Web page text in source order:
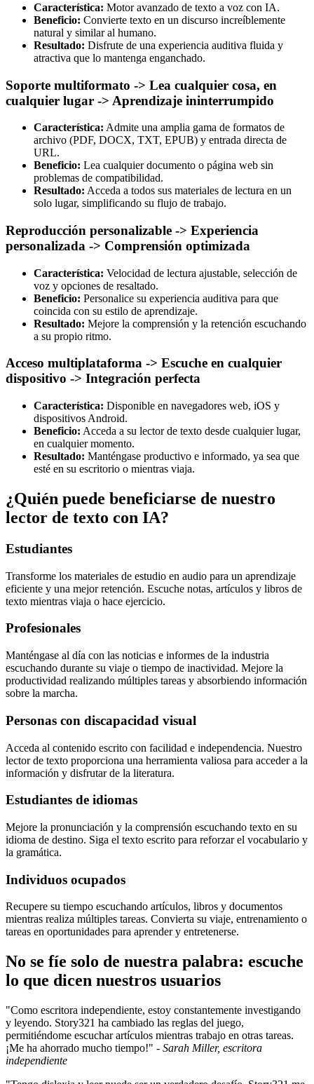
Característica: Motor avanzado de texto a voz con IA.
Beneficio: Convierte texto en un discurso increíblemente
natural y similar al humano.
Resultado: Disfrute de una experiencia auditiva fluida y
atractiva que lo mantenga enganchado.
Soporte multiformato -> Lea cualquier cosa, en
cualquier lugar -> Aprendizaje ininterrumpido
Característica: Admite una amplia gama de formatos de
archivo (PDF, DOCX, TXT, EPUB) y entrada directa de
URL.
Beneficio: Lea cualquier documento o página web sin
problemas de compatibilidad.
Resultado: Acceda a todos sus materiales de lectura en un
solo lugar, simplificando su flujo de trabajo.
Reproducción personalizable -> Experiencia
personalizada -> Comprensión optimizada
Característica: Velocidad de lectura ajustable, selección de
voz y opciones de resaltado.
Beneficio: Personalice su experiencia auditiva para que
coincida con su estilo de aprendizaje.
Resultado: Mejore la comprensión y la retención escuchando
a su propio ritmo.
Acceso multiplataforma -> Escuche en cualquier
dispositivo -> Integración perfecta
Característica: Disponible en navegadores web, iOS y
dispositivos Android.
Beneficio: Acceda a su lector de texto desde cualquier lugar,
en cualquier momento.
Resultado: Manténgase productivo e informado, ya sea que
esté en su escritorio o mientras viaja.
¿Quién puede beneficiarse de nuestro
lector de texto con IA?
Estudiantes
Transforme los materiales de estudio en audio para un aprendizaje
eficiente y una mejor retención. Escuche notas, artículos y libros de
texto mientras viaja o hace ejercicio.
Profesionales
Manténgase al día con las noticias e informes de la industria
escuchando durante su viaje o tiempo de inactividad. Mejore la
productividad realizando múltiples tareas y absorbiendo información
sobre la marcha.
Personas con discapacidad visual
Acceda al contenido escrito con facilidad e independencia. Nuestro
lector de texto proporciona una herramienta valiosa para acceder a la
información y disfrutar de la literatura.
Estudiantes de idiomas
Mejore la pronunciación y la comprensión escuchando texto en su
idioma de destino. Siga el texto escrito para reforzar el vocabulario y
la gramática.
Individuos ocupados
Recupere su tiempo escuchando artículos, libros y documentos
mientras realiza múltiples tareas. Convierta su viaje, entrenamiento o
tareas en oportunidades para aprender y entretenerse.
No se fíe solo de nuestra palabra: escuche
lo que dicen nuestros usuarios
"Como escritora independiente, estoy constantemente investigando
y leyendo. Story321 ha cambiado las reglas del juego,
permitiéndome escuchar artículos mientras trabajo en otras tareas.
¡Me ha ahorrado mucho tiempo!" - Sarah Miller, escritora
independiente